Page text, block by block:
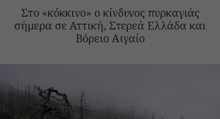
Στο «κόκκινο» ο κίνδυνος πυρκαγιάς
σήμερα σε Αττική, Στερεά Ελλάδα και
Βόρειο Αιγαίο